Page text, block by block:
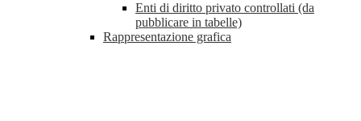
Enti di diritto privato controllati (da
pubblicare in tabelle)
Rappresentazione grafica